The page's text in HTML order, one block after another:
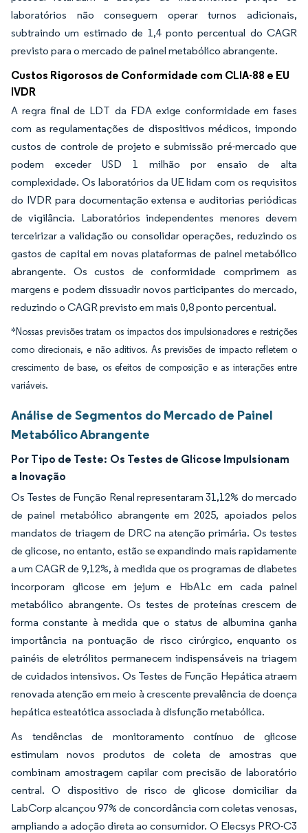
laboratórios não conseguem operar turnos adicionais,
subtraindo um estimado de 1,4 ponto percentual do CAGR
previsto para o mercado de painel metabólico abrangente.
Custos Rigorosos de Conformidade com CLIA-88 e EU
IVDR
A regra final de LDT da FDA exige conformidade em fases
com as regulamentações de dispositivos médicos, impondo
custos de controle de projeto e submissão pré-mercado que
podem exceder USD 1 milhão por ensaio de alta
complexidade. Os laboratórios da UE lidam com os requisitos
do IVDR para documentação extensa e auditorias periódicas
de vigilância. Laboratórios independentes menores devem
terceirizar a validação ou consolidar operações, reduzindo os
gastos de capital em novas plataformas de painel metabólico
abrangente. Os custos de conformidade comprimem as
margens e podem dissuadir novos participantes do mercado,
reduzindo o CAGR previsto em mais 0,8 ponto percentual.
*Nossas previsões tratam os impactos dos impulsionadores e restrições
como direcionais, e não aditivos. As previsões de impacto refletem o
crescimento de base, os efeitos de composição e as interações entre
variáveis.
Análise de Segmentos do Mercado de Painel
Metabólico Abrangente
Por Tipo de Teste: Os Testes de Glicose Impulsionam
a Inovação
Os Testes de Função Renal representaram 31,12% do mercado
de painel metabólico abrangente em 2025, apoiados pelos
mandatos de triagem de DRC na atenção primária. Os testes
de glicose, no entanto, estão se expandindo mais rapidamente
a um CAGR de 9,12%, à medida que os programas de diabetes
incorporam glicose em jejum e HbA1c em cada painel
metabólico abrangente. Os testes de proteínas crescem de
forma constante à medida que o status de albumina ganha
importância na pontuação de risco cirúrgico, enquanto os
painéis de eletrólitos permanecem indispensáveis na triagem
de cuidados intensivos. Os Testes de Função Hepática atraem
renovada atenção em meio à crescente prevalência de doença
hepática esteatótica associada à disfunção metabólica.
As tendências de monitoramento contínuo de glicose
estimulam novos produtos de coleta de amostras que
combinam amostragem capilar com precisão de laboratório
central. O dispositivo de risco de glicose domiciliar da
LabCorp alcançou 97% de concordância com coletas venosas,
ampliando a adoção direta ao consumidor. O Elecsys PRO-C3